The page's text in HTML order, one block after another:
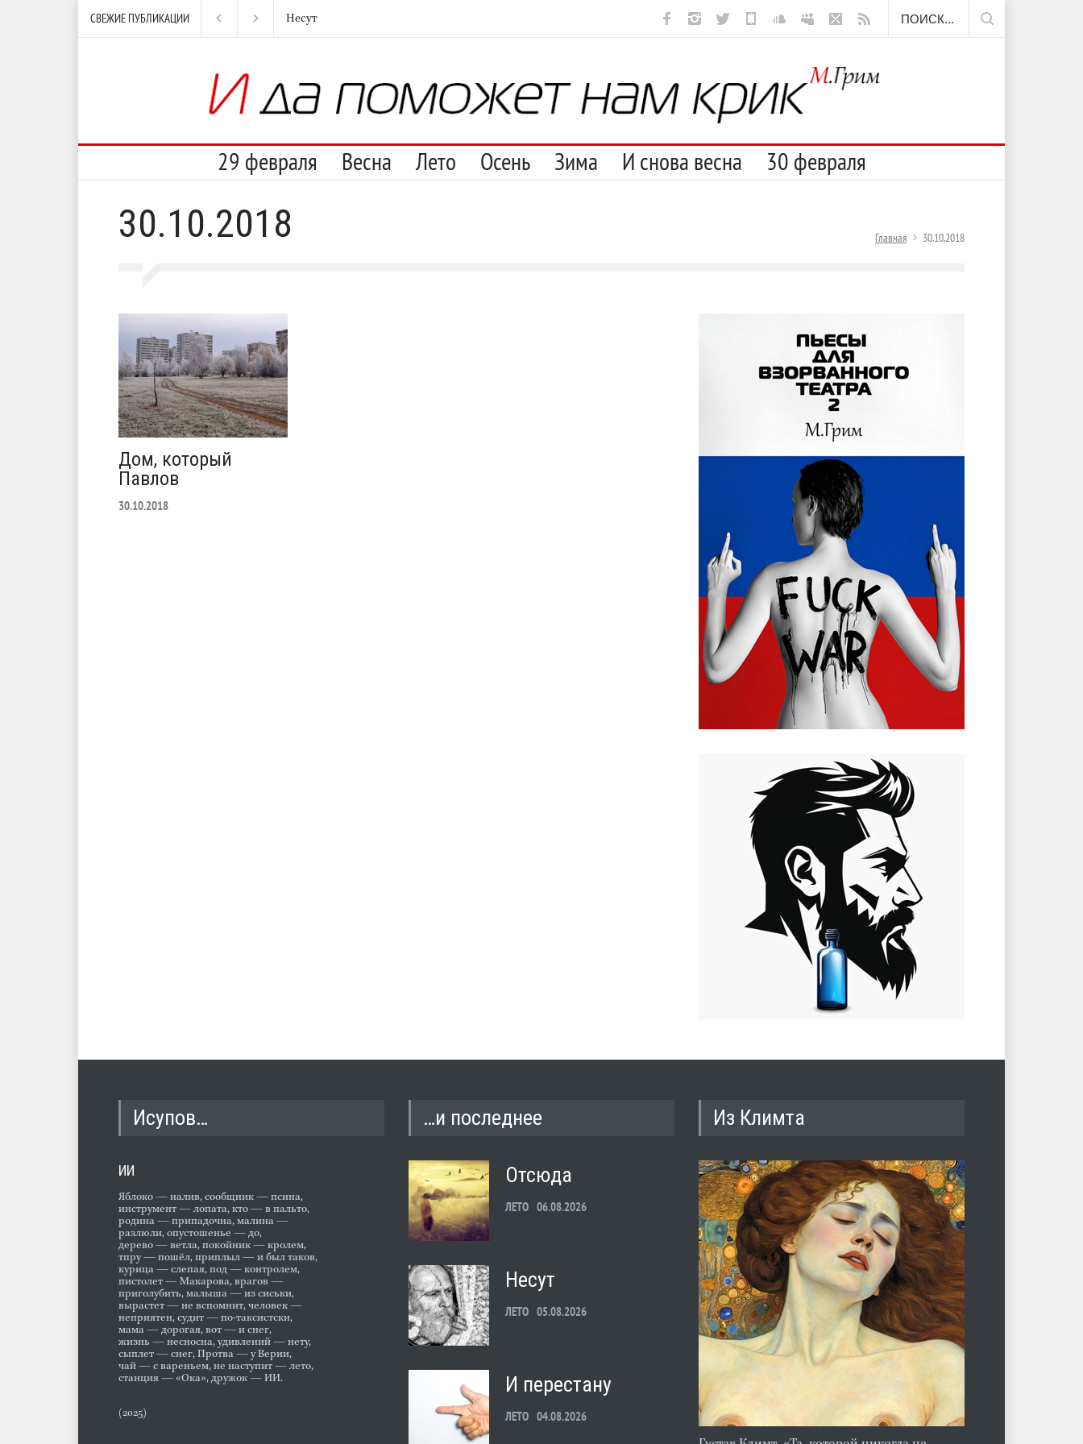
СВЕЖИЕ ПУБЛИКАЦИИ Несут А ещё борода Отсюда
29 февраля Весна Лето Осень Зима И снова весна 30 февраля
30.10.2018 Главная 30.10.2018
Дом, который
Павлов
30.10.2018
Исупов…
ИИ
Яблоко — налив, сообщник — псина,
инструмент — лопата, кто — в пальто,
родина — припадочна, малина —
разлюли, опустошенье — до,
дерево — ветла, покойник — кролем,
тпру — пошёл, приплыл — и был таков,
курица — слепая, под — контролем,
пистолет — Макарова, врагов —
приголубить, малыша — из сиськи,
вырастет — не вспомнит, человек —
неприятен, судит — по-таксистски,
мама — дорогая, вот — и снег,
жизнь — несносна, удивлений — нету,
сыплет — снег, Протва — у Верии,
чай — с вареньем, не наступит — лето,
станция — «Ока», дружок — ИИ.
(2025)
…и последнее
Отсюда
ЛЕТО 06.08.2026
Несут
ЛЕТО 05.08.2026
И перестану
ЛЕТО 04.08.2026
Из Климта